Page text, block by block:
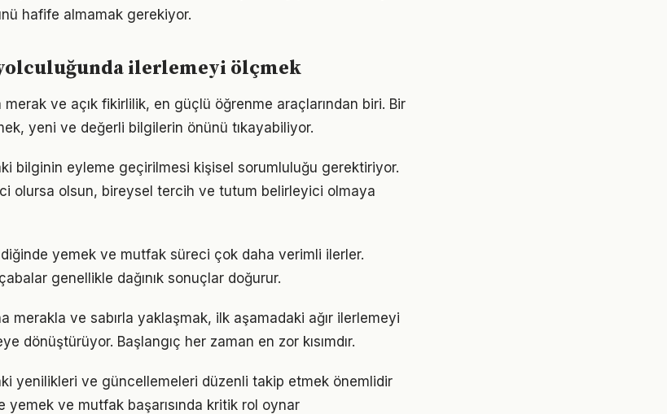
hafife almamak gerekiyor.
ilerlemeyi ölçmek
ve açık fikirlilik, en güçlü öğrenme araçlarından biri. Bir
yeni ve değerli bilgilerin önünü tıkayabiliyor.
bilginin eyleme geçirilmesi kişisel sorumluluğu gerektiriyor.
olursa olsun, bireysel tercih ve tutum belirleyici olmaya
yemek ve mutfak süreci çok daha verimli ilerler.
genellikle dağınık sonuçlar doğurur.
merakla ve sabırla yaklaşmak, ilk aşamadaki ağır ilerlemeyi
dönüştürüyor. Başlangıç her zaman en zor kısımdır.
yenilikleri ve güncellemeleri düzenli takip etmek önemlidir
yemek ve mutfak başarısında kritik rol oynar